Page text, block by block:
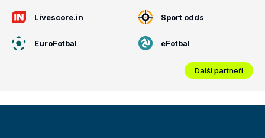
Livescore.in Sport odds
EuroFotbal eFotbal
Další partneři